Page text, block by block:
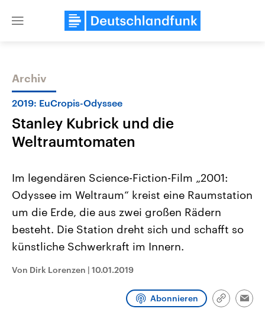
Close
Themen
Landtagswahl Sachsen-Anhalt
2026
Alle Informationen
Sachsen-Anhalt wählt am 6.
September 2026 einen neuen
Landtag. Seit 2021 wird das
CDU, SPD und FDP regiert.-
Wahlprogramme, aktuelle Berichte
und Hintergründe zu den Parteien
USA
Aktuelle Beiträge,
Hintergründe
Wirtschaftlich und
gehören die Vereinigten
den mächtigsten Ländern
Programm Podcasts
Archiv
2019: EuCropis-Odyssee
Stanley Kubrick und die
Weltraumtomaten
Im legendären Science-Fiction-Film „2001:
Odyssee im Weltraum“ kreist eine Raumstation
um die Erde, die aus zwei großen Rädern
besteht. Die Station dreht sich und schafft so
künstliche Schwerkraft im Innern.
Von Dirk Lorenzen | 10.01.2019
Abonnieren
Link